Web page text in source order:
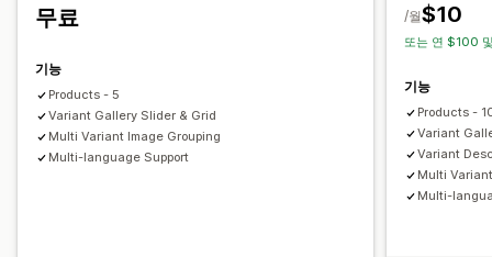
무료
기능
Products - 5
Variant Gallery Slider & Grid
Multi Variant Image Grouping
Multi-language Support
$10
/월
또는 연 $100
기능
Products -
Variant
Variant
Multi
Multi-